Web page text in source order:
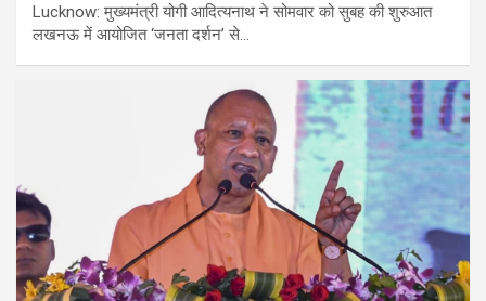
Lucknow: मुख्यमंत्री योगी आदित्यनाथ ने सोमवार को सुबह की शुरुआत
लखनऊ में आयोजित ‘जनता दर्शन’ से…